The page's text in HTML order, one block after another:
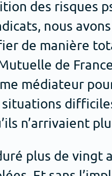
des risques
nous
de manière
de
médiateur
n’arrivaient
plus de